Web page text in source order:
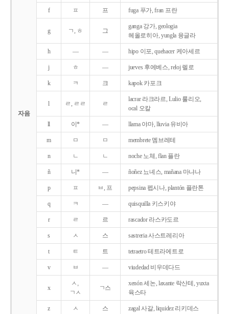
자음
f ㅍ 프 fuga 푸가, fran 프란
g ㄱ, ㅎ 그
ganga 강가, geologia
헤올로히아, yungla 융글라
h ― ― hipo 이포, quehacer 케아세르
j ㅎ ― jueves 후에베스, reloj 렐로
k ㅋ 크 kapok 카포크
l ㄹ, ㄹㄹ ㄹ
lacrar 라크라르, Lulio 룰리오,
ocal 오칼
ll 이* ― llama 야마, lluvia 유비아
m ㅁ ㅁ membrete 멤브레테
n ㄴ ㄴ noche 노체, flan 플란
ñ 니* ― ñoñez 뇨녜스, mañana 마냐나
p ㅍ ㅂ, 프 pepsina 펩시나, plantón 플란톤
q ㅋ ― quisquilla 키스키야
r ㄹ 르 rascador 라스카도르
s ㅅ 스 sastreria 사스트레리아
t ㅌ 트 tetraetro 테트라에트로
v ㅂ ― viudedad 비우데다드
x
ㅅ,
ㄱㅅ
ㄱ스
xenón 세논, laxante 락산테, yuxta
육스타
z ㅅ 스 zagal 사갈, liquidez 리키데스